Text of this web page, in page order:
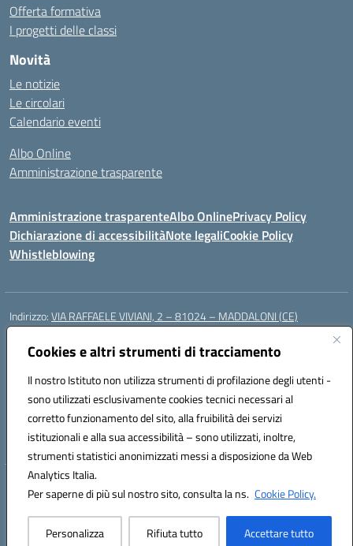
Cookies e altri strumenti di tracciamento
Il nostro Istituto non utilizza strumenti di profilazione degli utenti -
sono utilizzati esclusivamente cookies tecnici necessari al
corretto funzionamento del sito, alla fruibilità dei servizi
istituzionali e alla sua accessibilità – sono utilizzati, inoltre,
strumenti statistici anonimizzati messi a disposizione da Web
Analytics Italia.
Per saperne di più sul nostro sito, consulta la ns. Cookie Policy.
Personalizza Rifiuta tutto Accettare tutto
Offerta formativa
I progetti delle classi
Novità
Le notizie
Le circolari
Calendario eventi
Albo Online
Amministrazione trasparente
Amministrazione trasparenteAlbo OnlinePrivacy Policy
Dichiarazione di accessibilitàNote legaliCookie Policy
Whistleblowing
Indirizzo:VIA RAFFAELE VIVIANI, 2 – 81024 – MADDALONI (CE)
Centralino:
Posta elettronica certificata (PEC):ceic8av00r@pec.istruzione.it
Codice fiscale: 93086020612
Codice meccanografico:CEIC8AV00R
Codice Indice delle Pubbliche Amministrazioni (IPA): icamm
Codice unico di fatturazione (CUF): UF8WE6
Hosting & Powered by 3D Solution S.r.l.
Concept & Design by Designers Italia